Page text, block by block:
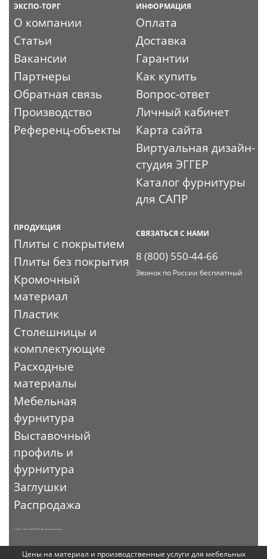
ЭКСПО-ТОРГ
О компании
Статьи
Вакансии
Партнеры
Обратная связь
Производство
Референц-объекты
ИНФОРМАЦИЯ
Оплата
Доставка
Гарантии
Как купить
Вопрос-ответ
Личный кабинет
Карта сайта
Виртуальная дизайн-
студия ЭГГЕР
Каталог фурнитуры
для САПР
ПРОДУКЦИЯ
Плиты с покрытием
Плиты без покрытия
Кромочный
материал
Пластик
Столешницы и
комплектующие
Расходные
материалы
Мебельная
фурнитура
Выставочный
профиль и
фурнитура
Заглушки
Распродажа
СВЯЗАТЬСЯ С НАМИ
8 (800) 550-44-66
Звонок по России бесплатный
© 2010 - 2026. ЭКСПО-ТОРГ. Все права защищены.
Цены на материал и производственные услуги для мебельных